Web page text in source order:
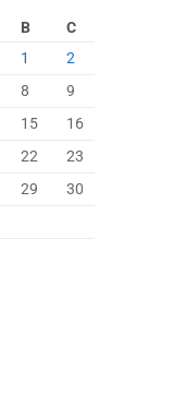
B
C
1
2
8
9
15
16
22
23
29
30